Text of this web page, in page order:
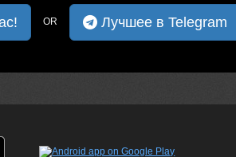
OR Лучшее в Telegram